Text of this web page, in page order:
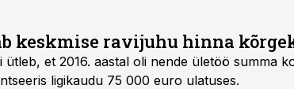
keskmise ravijuhu hinna
et 2016. aastal oli nende ületöö summa
finantseeris ligikaudu 75 000 euro ulatuses.